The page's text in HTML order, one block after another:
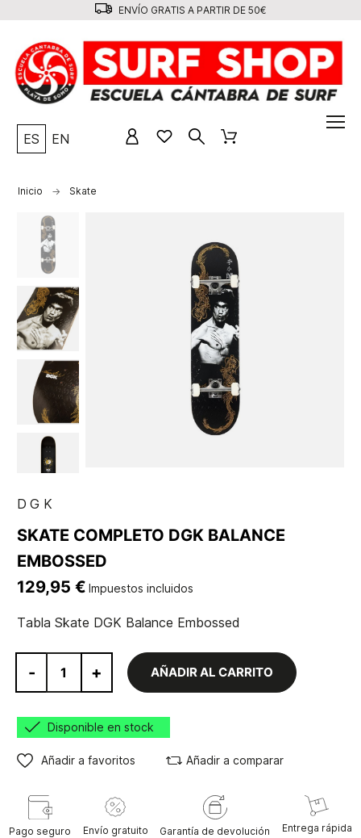
ENVÍO GRATIS A PARTIR DE 50€
ES EN
Inicio Skate
DGK
SKATE COMPLETO DGK BALANCE
EMBOSSED
129,95 € Impuestos incluidos
Tabla Skate DGK Balance Embossed
- + AÑADIR AL CARRITO
Disponible en stock
Añadir a favoritos Añadir a comparar
Pago seguro Envío gratuito Garantía de devolución Entrega rápida